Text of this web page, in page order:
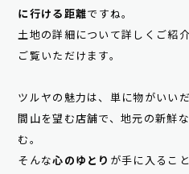
に行ける距離ですね。
土地の詳細について詳しくご紹
ご覧いただけます。
ツルヤの魅力は、単に物がいい
間山を望む店舗で、地元の新鮮
む。
そんな心のゆとり が手に入るこ